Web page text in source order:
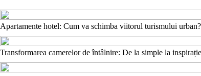
Apartamente hotel: Cum va schimba viitorul turismului urban?
Transformarea camerelor de întâlnire: De la simple la